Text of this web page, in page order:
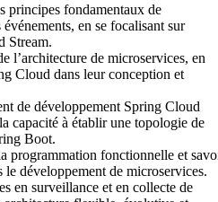
principes fondamentaux de
en se focalisant sur
Stream.
l’architecture de microservices, en
Cloud dans leur conception et
de développement Spring Cloud
capacité à établir une topologie de
Boot.
programmation fonctionnelle et
le développement de microservices.
en surveillance et en collecte de